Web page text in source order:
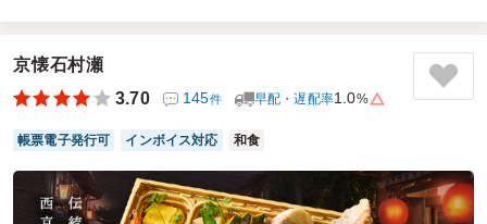
また いろいろなシーンで利用できると考え、他の会議での
選ぶのが困るくらい種類があり、前回と被らないようにする
ことが大変です。
ご利用シーン：会議・セミナー›会議
参加者の年齢：
60代以上男女比：
男性のみ
東京都新宿区新宿2026/07/23
京懐石村瀬
3.70
145件 早配・遅配率1.0%
帳票電子発行可 インボイス対応 和食